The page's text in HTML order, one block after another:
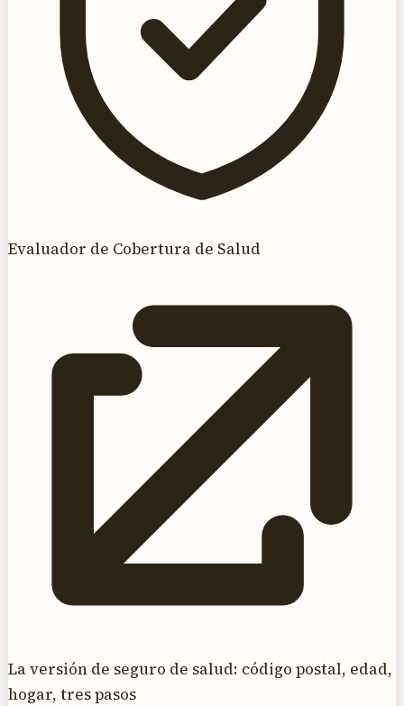
Evaluador de Cobertura de Salud
La versión de seguro de salud: código postal, edad,
hogar, tres pasos